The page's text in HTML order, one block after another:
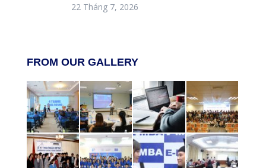
22 Tháng 7, 2026
FROM OUR GALLERY